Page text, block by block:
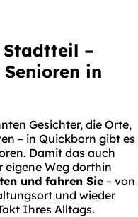
–
in
Gesichter, die Orte,
– in Quickborn gibt es
Damit das auch
eigene Weg dorthin
und fahren Sie– von
und wieder
Ihres Alltags.